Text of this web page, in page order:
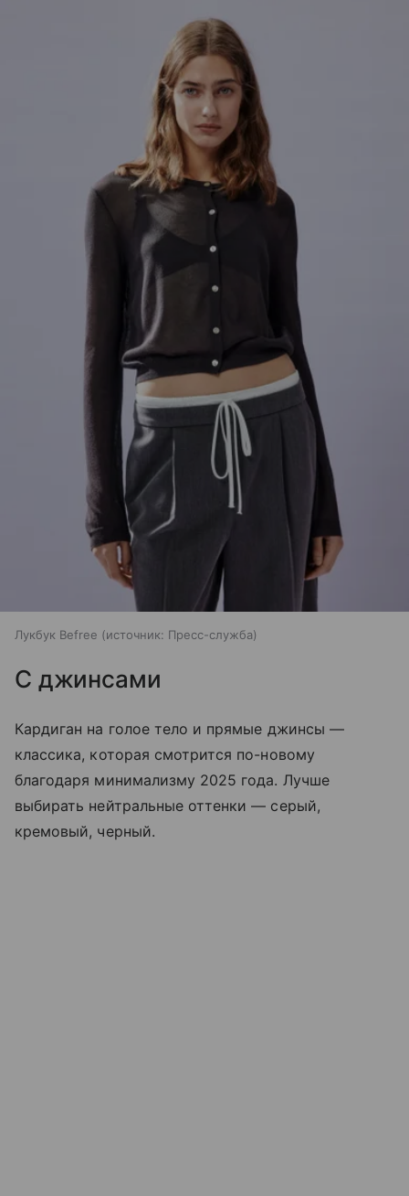
Лукбук Befree источник: Пресс-служба
С джинсами
Кардиган на голое тело и прямые джинсы —
классика, которая смотрится по-новому
благодаря минимализму 2025 года. Лучше
выбирать нейтральные оттенки — серый,
кремовый, черный.